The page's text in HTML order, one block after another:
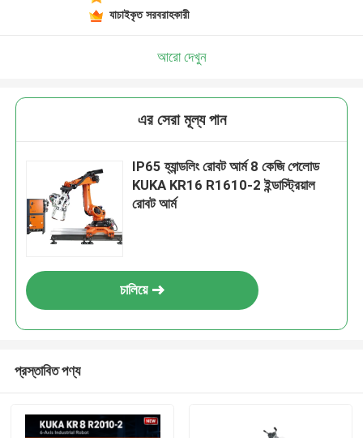
যাচাইকৃত সরবরাহকারী
আরো দেখুন
এর সেরা মূল্য পান
IP65 হ্যান্ডলিং রোবট আর্ম 8 কেজি পেলোড
KUKA KR16 R1610-2 ইন্ডাস্ট্রিয়াল
রোবট আর্ম
চালিয়ে
প্রস্তাবিত পণ্য